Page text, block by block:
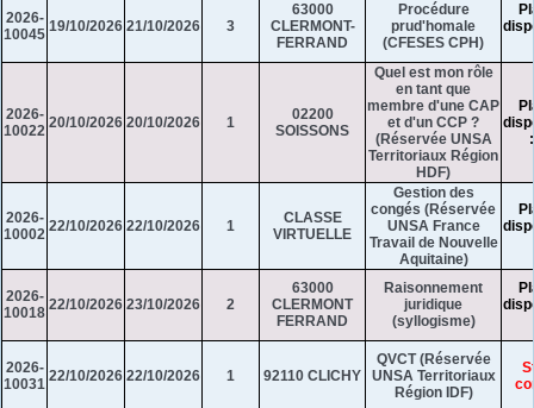
2026-
10045 19/10/2026 21/10/2026 3
63000
CLERMONT-
FERRAND
Procédure
prud'homale
(CFESES CPH)
2026-
10022 20/10/2026 20/10/2026 1
02200
SOISSONS
Quel est mon rôle
en tant que
membre d'une CAP
et d'un CCP ?
(Réservée UNSA
Territoriaux Région
HDF)
2026-
10002 22/10/2026 22/10/2026 1
CLASSE
VIRTUELLE
Gestion des
congés (Réservée
UNSA France
Travail de Nouvelle
Aquitaine)
2026-
10018 22/10/2026 23/10/2026 2
63000
CLERMONT
FERRAND
Raisonnement
juridique
(syllogisme)
2026-
10031 22/10/2026 22/10/2026 1 92110 CLICHY
QVCT (Réservée
UNSA Territoriaux
Région IDF)